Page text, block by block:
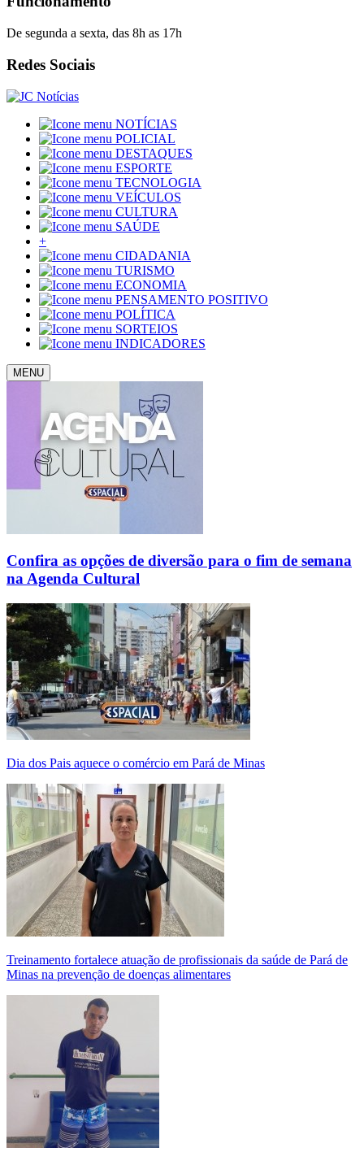
De segunda a sexta, das 8h as 17h
Redes Sociais
NOTÍCIAS
POLICIAL
DESTAQUES
ESPORTE
TECNOLOGIA
VEÍCULOS
CULTURA
SAÚDE
+
CIDADANIA
TURISMO
ECONOMIA
PENSAMENTO POSITIVO
POLÍTICA
SORTEIOS
INDICADORES
MENU
Confira as opções de diversão para o fim de semana
na Agenda Cultural
Dia dos Pais aquece o comércio em Pará de Minas
Treinamento fortalece atuação de profissionais da saúde de Pará de
Minas na prevenção de doenças alimentares